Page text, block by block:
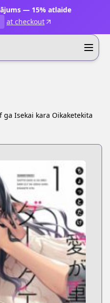
— 15% atlaide
at checkout
ga Isekai kara Oikaketekita